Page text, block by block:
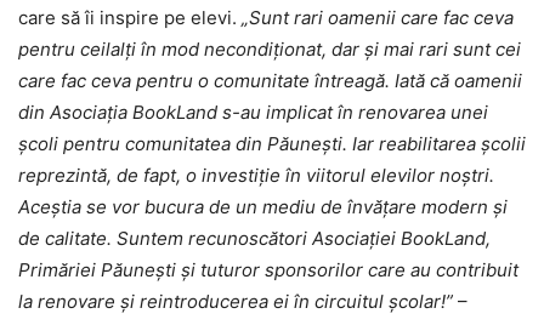
care să îi inspire pe elevi. „Sunt rari oamenii care fac ceva
pentru ceilalți în mod necondiționat, dar și mai rari sunt cei
care fac ceva pentru o comunitate întreagă. Iată că oamenii
din Asociația BookLand s-au implicat în renovarea unei
școli pentru comunitatea din Păunești. Iar reabilitarea școlii
reprezintă, de fapt, o investiție în viitorul elevilor noștri.
Aceștia se vor bucura de un mediu de învățare modern și
de calitate. Suntem recunoscători Asociației BookLand,
Primăriei Păunești și tuturor sponsorilor care au contribuit
la renovare și reintroducerea ei în circuitul școlar!” –